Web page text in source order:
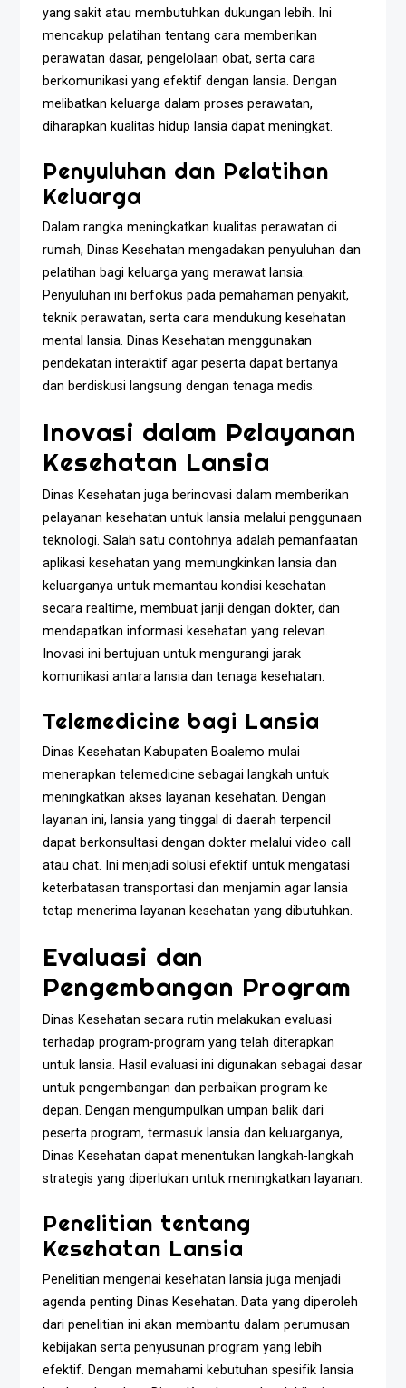
yang sakit atau membutuhkan dukungan lebih. Ini
mencakup pelatihan tentang cara memberikan
perawatan dasar, pengelolaan obat, serta cara
berkomunikasi yang efektif dengan lansia. Dengan
melibatkan keluarga dalam proses perawatan,
diharapkan kualitas hidup lansia dapat meningkat.
Penyuluhan dan Pelatihan
Keluarga
Dalam rangka meningkatkan kualitas perawatan di
rumah, Dinas Kesehatan mengadakan penyuluhan dan
pelatihan bagi keluarga yang merawat lansia.
Penyuluhan ini berfokus pada pemahaman penyakit,
teknik perawatan, serta cara mendukung kesehatan
mental lansia. Dinas Kesehatan menggunakan
pendekatan interaktif agar peserta dapat bertanya
dan berdiskusi langsung dengan tenaga medis.
Inovasi dalam Pelayanan
Kesehatan Lansia
Dinas Kesehatan juga berinovasi dalam memberikan
pelayanan kesehatan untuk lansia melalui penggunaan
teknologi. Salah satu contohnya adalah pemanfaatan
aplikasi kesehatan yang memungkinkan lansia dan
keluarganya untuk memantau kondisi kesehatan
secara realtime, membuat janji dengan dokter, dan
mendapatkan informasi kesehatan yang relevan.
Inovasi ini bertujuan untuk mengurangi jarak
komunikasi antara lansia dan tenaga kesehatan.
Telemedicine bagi Lansia
Dinas Kesehatan Kabupaten Boalemo mulai
menerapkan telemedicine sebagai langkah untuk
meningkatkan akses layanan kesehatan. Dengan
layanan ini, lansia yang tinggal di daerah terpencil
dapat berkonsultasi dengan dokter melalui video call
atau chat. Ini menjadi solusi efektif untuk mengatasi
keterbatasan transportasi dan menjamin agar lansia
tetap menerima layanan kesehatan yang dibutuhkan.
Evaluasi dan
Pengembangan Program
Dinas Kesehatan secara rutin melakukan evaluasi
terhadap program-program yang telah diterapkan
untuk lansia. Hasil evaluasi ini digunakan sebagai dasar
untuk pengembangan dan perbaikan program ke
depan. Dengan mengumpulkan umpan balik dari
peserta program, termasuk lansia dan keluarganya,
Dinas Kesehatan dapat menentukan langkah-langkah
strategis yang diperlukan untuk meningkatkan layanan.
Penelitian tentang
Kesehatan Lansia
Penelitian mengenai kesehatan lansia juga menjadi
agenda penting Dinas Kesehatan. Data yang diperoleh
dari penelitian ini akan membantu dalam perumusan
kebijakan serta penyusunan program yang lebih
efektif. Dengan memahami kebutuhan spesifik lansia